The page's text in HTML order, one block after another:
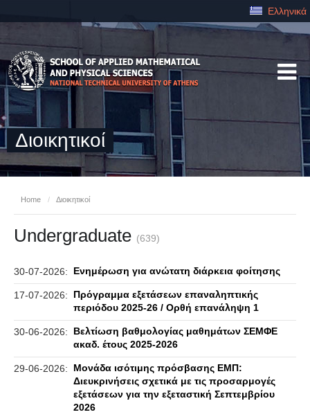
Ελληνικά
Διοικητικοί
Home / Διοικητικοί
Undergraduate (639)
30-07-2026: Ενημέρωση για ανώτατη διάρκεια φοίτησης
17-07-2026:
Πρόγραμμα εξετάσεων επαναληπτικής
περιόδου 2025-26 / Ορθή επανάληψη 1
30-06-2026:
Βελτίωση βαθμολογίας μαθημάτων ΣΕΜΦΕ
ακαδ. έτους 2025-2026
29-06-2026:
Μονάδα ισότιμης πρόσβασης ΕΜΠ:
Διευκρινήσεις σχετικά με τις προσαρμογές
εξετάσεων για την εξεταστική Σεπτεμβρίου
2026